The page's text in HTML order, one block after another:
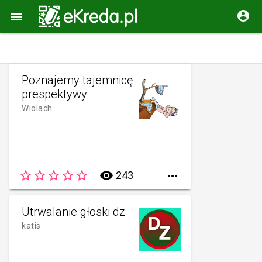


Poznajemy tajemnicę
prespektywy
Wiolach
star_borderstar_borderstar_borderstar_borderstar_border remove_red_eye 243 
Utrwalanie głoski dz
katis